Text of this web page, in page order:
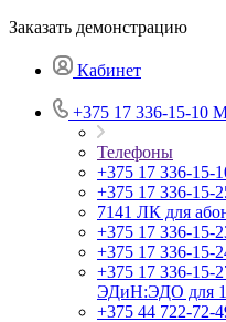
Заказать демонстрацию
Кабинет
+375 17 336-15-10
Телефоны
+375 17 336-15-
+375 17 336-15-
7141 ЛК для
+375 17 336-15-
+375 17 336-15-
+375 17 336-15-
ЭДиН:ЭДО для
+375 44 722-72-